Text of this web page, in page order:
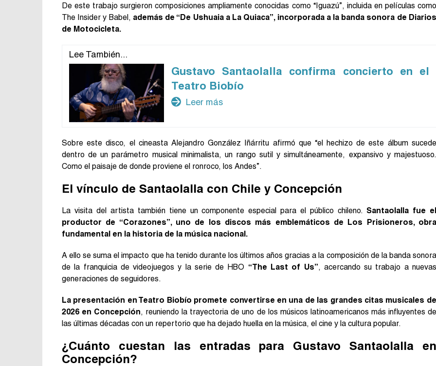
De este trabajo surgieron composiciones ampliamente conocidas como “Iguazú”, incluida en películas como
The Insider y Babel, además de “De Ushuaia a La Quiaca”, incorporada a la banda sonora de Diarios
de Motocicleta.
Lee También...
Gustavo Santaolalla confirma concierto en el
Teatro Biobío
arrow_forward Leer más
Sobre este disco, el cineasta Alejandro González Iñárritu afirmó que “el hechizo de este álbum sucede
dentro de un parámetro musical minimalista, un rango sutil y simultáneamente, expansivo y majestuoso.
Como el paisaje de donde proviene el ronroco, los Andes”.
El vínculo de Santaolalla con Chile y Concepción
La visita del artista también tiene un componente especial para el público chileno.Santaolalla fue el
productor de “Corazones”, uno de los discos más emblemáticos de Los Prisioneros, obra
fundamental en la historia de la música nacional.
A ello se suma el impacto que ha tenido durante los últimos años gracias a la composición de la banda sonora
de la franquicia de videojuegos y la serie de HBO “The Last of Us”, acercando su trabajo a nuevas
generaciones de seguidores.
La presentación en Teatro Biobío promete convertirse en una de las grandes citas musicales de
2026 en Concepción, reuniendo la trayectoria de uno de los músicos latinoamericanos más influyentes de
las últimas décadas con un repertorio que ha dejado huella en la música, el cine y la cultura popular.
¿Cuánto cuestan las entradas para Gustavo Santaolalla en
Concepción?